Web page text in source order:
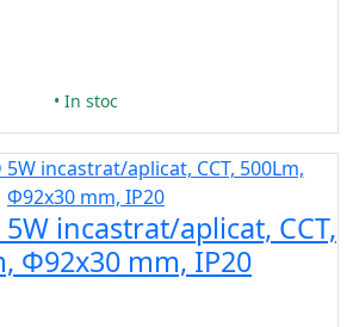
• In stoc
5W incastrat/aplicat, CCT,
Ф92x30 mm, IP20